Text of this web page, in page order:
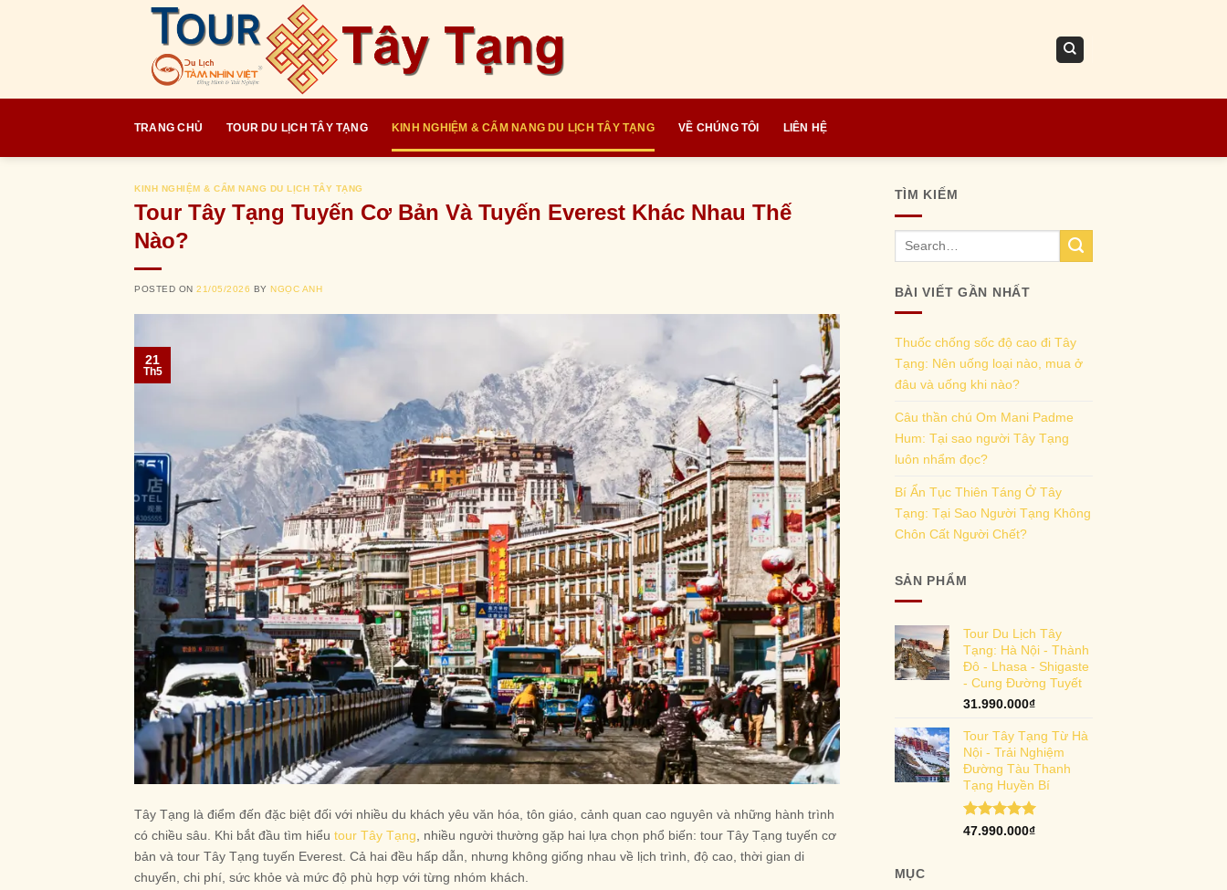
TRANG CHỦ TOUR DU LỊCH TÂY TẠNG KINH NGHIỆM & CẨM NANG DU LỊCH TÂY TẠNG VỀ CHÚNG TÔI LIÊN HỆ
KINH NGHIỆM & CẨM NANG DU LỊCH TÂY TẠNG
Tour Tây Tạng Tuyến Cơ Bản Và Tuyến Everest Khác Nhau Thế
Nào?
POSTED ON21/05/2026 BYNGỌC ANH
21
Th5
Tây Tạng là điểm đến đặc biệt đối với nhiều du khách yêu văn hóa, tôn giáo, cảnh quan cao nguyên và những hành trình
có chiều sâu. Khi bắt đầu tìm hiểu tour Tây Tạng , nhiều người thường gặp hai lựa chọn phổ biến: tour Tây Tạng tuyến cơ
bản và tour Tây Tạng tuyến Everest. Cả hai đều hấp dẫn, nhưng không giống nhau về lịch trình, độ cao, thời gian di
chuyển, chi phí, sức khỏe và mức độ phù hợp với từng nhóm khách.
TÌM KIẾM
BÀI VIẾT GẦN NHẤT
Thuốc chống sốc độ cao đi Tây
Tạng: Nên uống loại nào, mua ở
đâu và uống khi nào?
Câu thần chú Om Mani Padme
Hum: Tại sao người Tây Tạng
luôn nhẩm đọc?
Bí Ẩn Tục Thiên Táng Ở Tây
Tạng: Tại Sao Người Tạng Không
Chôn Cất Người Chết?
SẢN PHẨM
Tour Du Lịch Tây
Tạng: Hà Nội - Thành
Đô - Lhasa - Shigaste
- Cung Đường Tuyết
31.990.000₫
Tour Tây Tạng Từ Hà
Nội - Trải Nghiệm
Đường Tàu Thanh
Tạng Huyền Bí
Rated 5.00
47.990.000₫
MỤC